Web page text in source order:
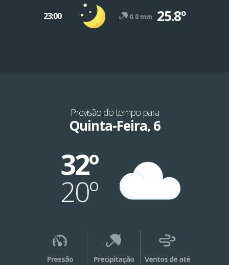
23:00 0.0 mm 25.8º
Previsão do tempo para
Quinta-Feira, 6
32º
20º
Pressão
Precipitação
Ventos de até